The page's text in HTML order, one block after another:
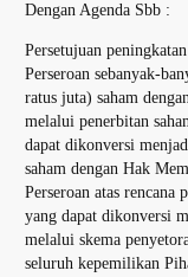
Dengan Agenda Sbb :
Persetujuan
Perseroan sebanyak-
ratus juta) saham
melalui penerbitan
dapat dikonversi
saham dengan Hak
Perseroan atas rencana
yang dapat dikonversi
melalui skema
seluruh kepemilikan